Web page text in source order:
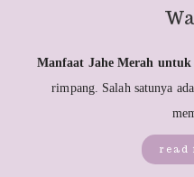
Manfaat Jahe Merah
rimpang. Salah satunya
read